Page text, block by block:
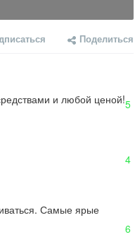
Поделиться
и любой ценой!5
4
Самые ярые
6